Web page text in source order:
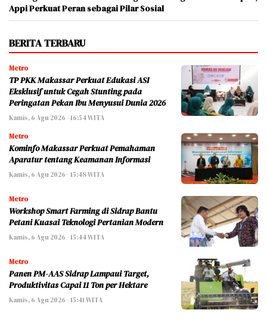
Appi Perkuat Peran sebagai Pilar Sosial
BERITA TERBARU
Metro
TP PKK Makassar Perkuat Edukasi ASI
Eksklusif untuk Cegah Stunting pada
Peringatan Pekan Ibu Menyusui Dunia 2026
Kamis, 6 Agu 2026 - 16:54 WITA
Metro
Kominfo Makassar Perkuat Pemahaman
Aparatur tentang Keamanan Informasi
Kamis, 6 Agu 2026 - 15:48 WITA
Metro
Workshop Smart Farming di Sidrap Bantu
Petani Kuasai Teknologi Pertanian Modern
Kamis, 6 Agu 2026 - 15:44 WITA
Metro
Panen PM-AAS Sidrap Lampaui Target,
Produktivitas Capai 11 Ton per Hektare
Kamis, 6 Agu 2026 - 15:41 WITA